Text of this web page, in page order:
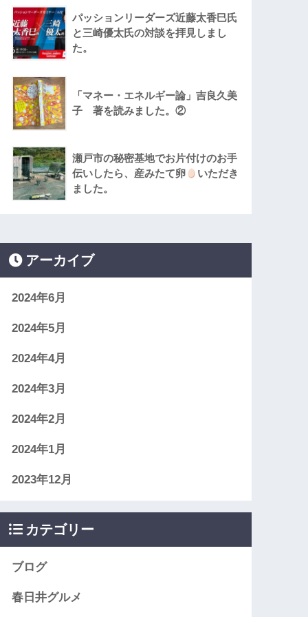
パッションリーダーズ近藤太香巳氏
と三崎優太氏の対談を拝見しまし
た。
「マネー・エネルギー論」吉良久美
子 著を読みました。②
瀬戸市の秘密基地でお片付けのお手
伝いしたら、産みたて卵
いただき
ました。
アーカイブ
2024年6月
2024年5月
2024年4月
2024年3月
2024年2月
2024年1月
2023年12月
カテゴリー
ブログ
春日井グルメ